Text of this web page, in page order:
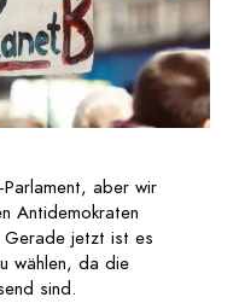
aber wir
Antidemokraten
Gerade jetzt ist es
wählen, da die
sind.